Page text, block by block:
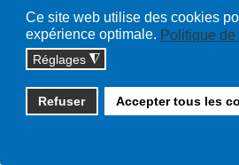
Ce site web utilise des cookies
expérience optimale. Politique
Réglages ◮
Refuser Accepter tous les
Plan du site